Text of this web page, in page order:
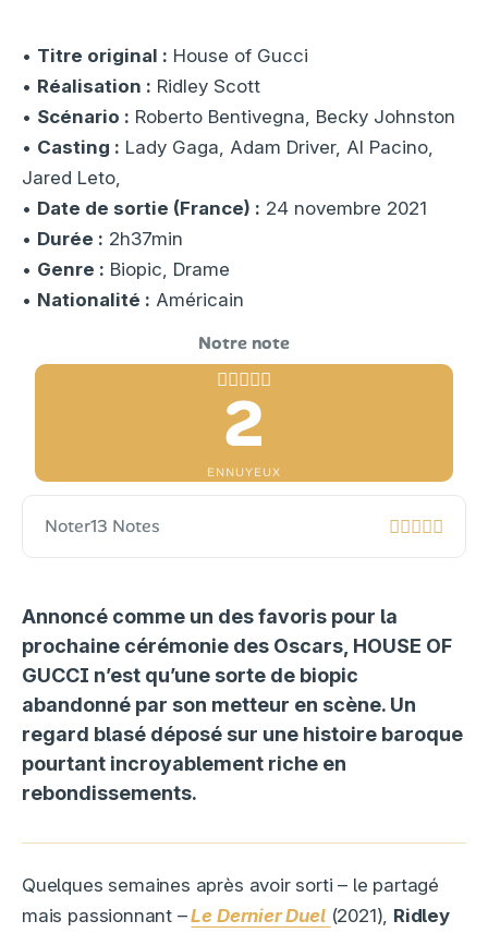
Annoncé comme un des favoris pour la
prochaine cérémonie des Oscars, HOUSE OF
GUCCI n’est qu’une sorte de biopic
abandonné par son metteur en scène. Un
regard blasé déposé sur une histoire baroque
pourtant incroyablement riche en
rebondissements.
Quelques semaines après avoir sorti – le partagé
mais passionnant –Le Dernier Duel (2021), Ridley
Noter13 Notes
• Titre original : House of Gucci
• Réalisation : Ridley Scott
• Scénario : Roberto Bentivegna, Becky Johnston
• Casting : Lady Gaga, Adam Driver, Al Pacino,
Jared Leto,
• Date de sortie (France) : 24 novembre 2021
• Durée : 2h37min
• Genre : Biopic, Drame
• Nationalité : Américain
2
ENNUYEUX